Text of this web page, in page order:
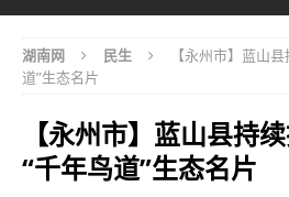
湖南网 民生
【永州市】蓝山
道”生态名片
【永州市】蓝山县持
“千年鸟道”生态名片